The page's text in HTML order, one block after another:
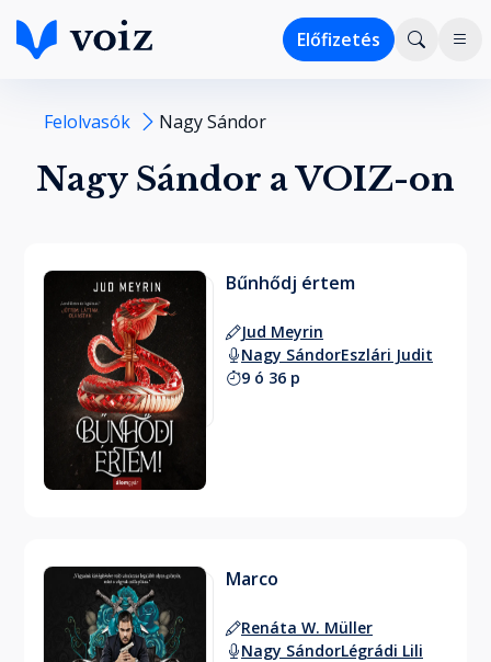
Előfizetés
Felolvasók Nagy Sándor
Nagy Sándor a VOIZ-on
Bűnhődj értem
Jud Meyrin
Nagy SándorEszlári Judit
9 ó 36 p
Marco
Renáta W. Müller
Nagy SándorLégrádi Lili